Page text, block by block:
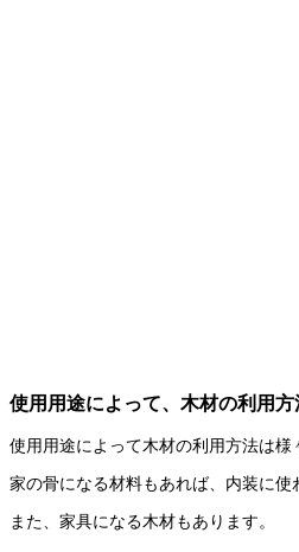
使用用途によって、木材の利用方
使用用途によって木材の利用方法は様
家の骨になる材料もあれば、内装に使
また、家具になる木材もあります。